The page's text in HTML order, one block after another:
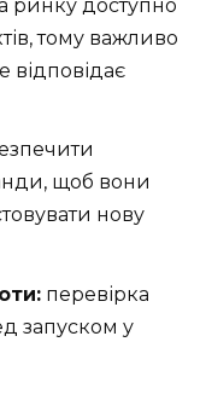
ринку доступно
тому важливо
відповідає
щоб вони
нову
перевірка
запуском у